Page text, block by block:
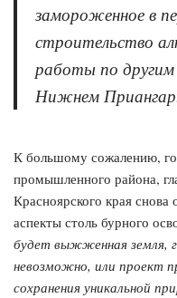
замороженное в
строительство
работы по
Нижнем
К большому сожалению,
промышленного района,
Красноярского края
аспекты столь бурного
будет выжженная земля,
невозможно, или проект
сохранения уникальной